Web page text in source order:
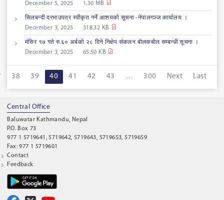
December 5, 2025
1.30 MB
सिलबन्दी दरभाउपत्र स्वीकृत गर्ने आशयको सूचना -नेपालगञ्ज कार्यालय ।
December 3, 2025
318.32 KB
मंसिर १७ गते रु.६० अर्बको २८ दिने निक्षेप संकलन बोलकबोल सम्बन्धी सूचना ।
December 3, 2025
65.50 KB
38 39 40 41 42 43 … 300 Next Last
Central Office
Baluwatar Kathmandu, Nepal
P.O. Box 73
977 1 5719641, 5719642, 5719643, 5719653, 5719659
Fax: 977 1 5719601
Contact
Feedback